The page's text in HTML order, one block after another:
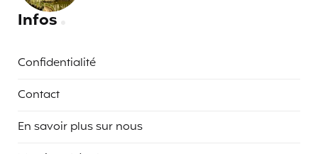
Infos
Confidentialité
Contact
En savoir plus sur nous